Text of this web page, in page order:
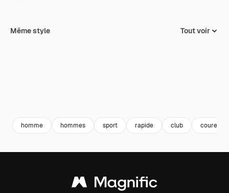
Même style Tout voir
homme hommes sport rapide club coureur